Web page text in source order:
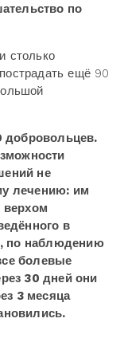
по
столько
ещё 90
добровольцев.
не
лечению: им
верхом
в
по наблюдению
болевые
30 дней они
3 месяца